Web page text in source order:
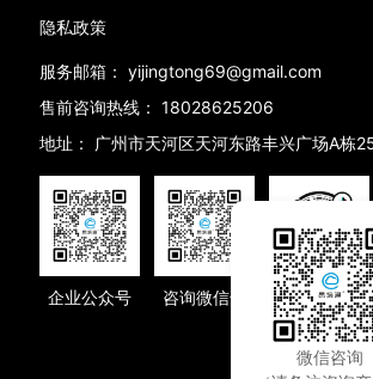
微信咨询
隐私政策
服务邮箱： yijingtong69@gmail.com
售前咨询热线： 18028625206
地址：
广州市天河区天河东路丰兴广场A栋
企业公众号 咨询微信号 抖音号